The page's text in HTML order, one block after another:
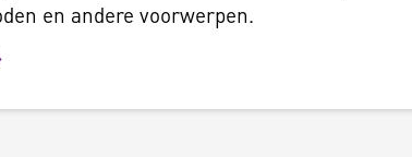
en andere voorwerpen.